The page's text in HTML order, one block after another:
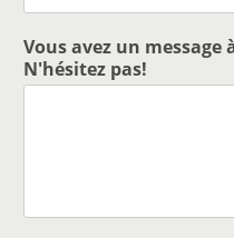
Vous avez un
N'hésitez pas!